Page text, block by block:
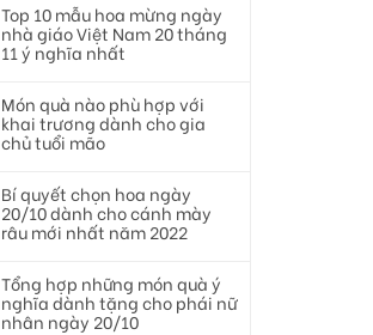
Top 10 mẫu hoa mừng ngày
nhà giáo Việt Nam 20 tháng
11 ý nghĩa nhất
Món quà nào phù hợp với
khai trương dành cho gia
chủ tuổi mão
Bí quyết chọn hoa ngày
20/10 dành cho cánh mày
râu mới nhất năm 2022
Tổng hợp những món quà ý
nghĩa dành tặng cho phái nữ
nhân ngày 20/10